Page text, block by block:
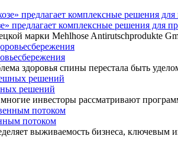
предлагает комплексные решения для
марки Mehlhose Antirutschprodukte
здоровья спины перестала быть
решений
инвесторы рассматривают
потоком
выживаемость бизнеса, ключевым